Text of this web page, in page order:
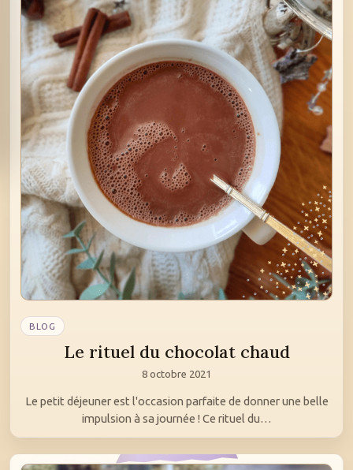
BLOG
Le rituel du chocolat chaud
8 octobre 2021
Le petit déjeuner est l'occasion parfaite de donner une belle
impulsion à sa journée ! Ce rituel du…